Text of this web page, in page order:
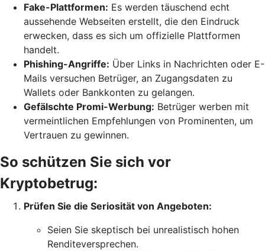
Fake-Plattformen: Es werden täuschend echt
aussehende Webseiten erstellt, die den Eindruck
erwecken, dass es sich um offizielle Plattformen
handelt.
Phishing-Angriffe: Über Links in Nachrichten oder E-
Mails versuchen Betrüger, an Zugangsdaten zu
Wallets oder Bankkonten zu gelangen.
Gefälschte Promi-Werbung: Betrüger werben mit
vermeintlichen Empfehlungen von Prominenten, um
Vertrauen zu gewinnen.
So schützen Sie sich vor
Kryptobetrug:
Prüfen Sie die Seriosität von Angeboten:
Seien Sie skeptisch bei unrealistisch hohen
Renditeversprechen.